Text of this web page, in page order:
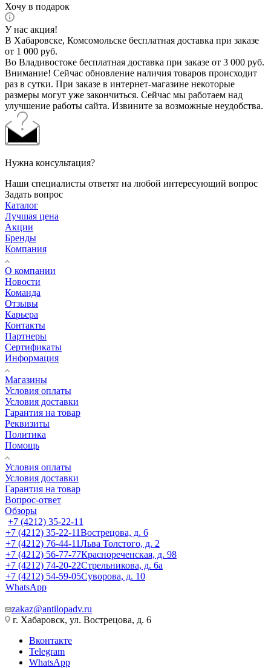
Хочу в подарок
У нас акция!
В Хабаровске, Комсомольске бесплатная доставка при заказе
от 1 000 руб.
Во Владивостоке бесплатная доставка при заказе от 3 000 руб.
Внимание! Сейчас обновление наличия товаров происходит
раз в сутки. При заказе в интернет-магазине некоторые
размеры могут уже закончиться. Сейчас мы работаем над
улучшение работы сайта. Извините за возможные неудобства.
Нужна консультация?
Наши специалисты ответят на любой интересующий вопрос
Задать вопрос
Каталог
Лучшая цена
Акции
Бренды
Компания
О компании
Новости
Команда
Отзывы
Карьера
Контакты
Партнеры
Сертификаты
Информация
Магазины
Условия оплаты
Условия доставки
Гарантия на товар
Реквизиты
Политика
Помощь
Условия оплаты
Условия доставки
Гарантия на товар
Вопрос-ответ
Обзоры
+7 (4212) 35-22-11
+7 (4212) 35-22-11Вострецова, д. 6
+7 (4212) 76-44-11Льва Толстого, д. 2
+7 (4212) 56-77-77Краснореченская, д. 98
+7 (4212) 74-20-22Стрельникова, д. 6а
+7 (4212) 54-59-05Суворова, д. 10
WhatsApp
zakaz@antilopadv.ru
г. Хабаровск, ул. Вострецова, д. 6
Вконтакте
Telegram
WhatsApp